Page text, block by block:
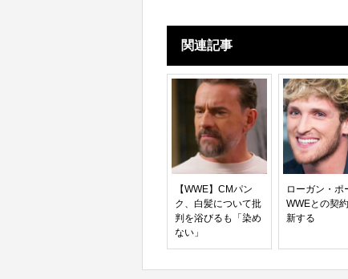
関連記事
【WWE】CMパン
ク、白髪について批
判を浴びるも「染め
ない」
ローガン・ポ
WWEとの契
新する